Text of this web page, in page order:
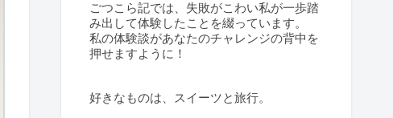
ごつこら記では、失敗がこわい私が一歩踏
み出して体験したことを綴っています。
私の体験談があなたのチャレンジの背中を
押せますように！
好きなものは、スイーツと旅行。